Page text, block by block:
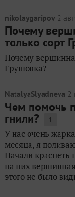
nikolaygaripov 2
Почему
только сорт
Почему
Грушовка?
NatalyaSlyadneva 2
Чем помочь
гнили? 1
У нас очень
месяца, я
Начали краснеть
на них
этого не было